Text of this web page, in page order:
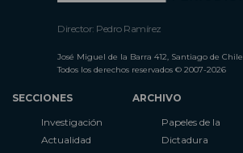
Director: Pedro Ramírez
José Miguel de la Barra 412, Santiago de Chile
Todos los derechos reservados © 2007-2026
SECCIONES
Investigación
Actualidad
ARCHIVO
Papeles de la
Dictadura